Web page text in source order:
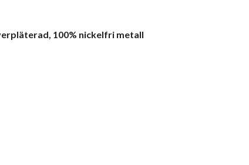
100% nickelfri metall